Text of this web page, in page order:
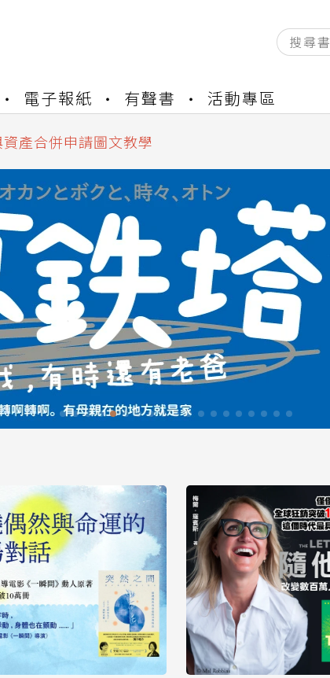
電子報紙 有聲書 活動專區
開通申請
產合併申請圖文教學
開通申請